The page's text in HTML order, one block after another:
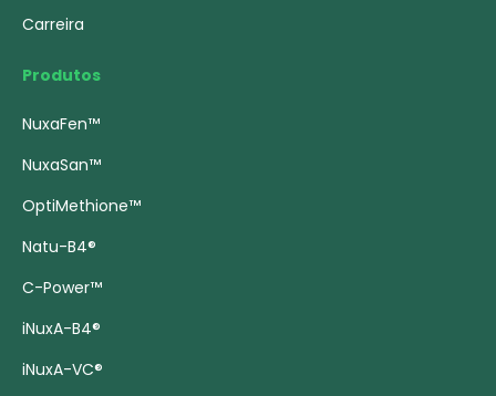
Carreira
Produtos
NuxaFen™
NuxaSan™
OptiMethione™
Natu-B4®
C-Power™
iNuxA-B4®
iNuxA-VC®